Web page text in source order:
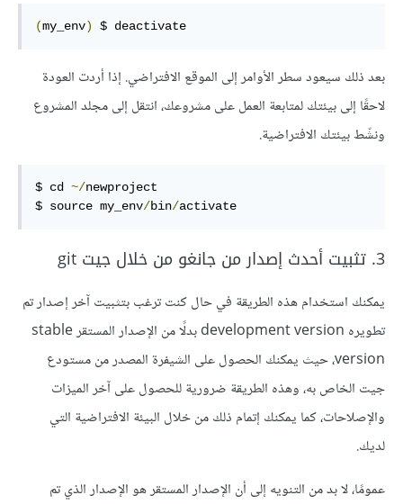
(my_env) $ deactivate
بعد ذلك سيعود سطر الأوامر إلى الموقع الافتراضي. إذا أردت العودة
لاحقًا إلى بيئتك لمتابعة العمل على مشروعك، انتقل إلى مجلد المشروع
ونشّط بيئتك الافتراضية.
$ cd ~/newproject
$ source my_env/bin/activate
3. تثبيت أحدث إصدار من جانغو من خلال جيت git
يمكنك استخدام هذه الطريقة في حال كنت ترغب بتثبيت آخر إصدار تم
تطويره development version بدلًا من الإصدار المستقر stable
version، حيث يمكنك الحصول على الشيفرة المصدر من مستودع
جيت الخاص به، وهذه الطريقة ضرورية للحصول على آخر الميزات
والإصلاحات، كما يمكنك إتمام ذلك من خلال البيئة الافتراضية التي
لديك.
عمومًا، لا بد من التنويه إلى أن الإصدار المستقر هو الإصدار الذي تم